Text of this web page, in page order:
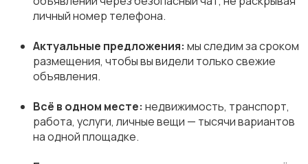
личный номер телефона.
Актуальные предложения: мы следим за сроком
размещения, чтобы вы видели только свежие
объявления.
Всё в одном месте: недвижимость, транспорт,
работа, услуги, личные вещи — тысячи вариантов
на одной площадке.